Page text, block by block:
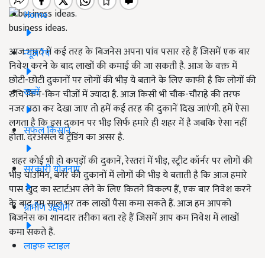
Home
न्यूज़ रैप
खबरें
सफल किसान
सरकारी योजनाएं
ग्रामीण उद्द्योग
लाइफ स्टाइल
business ideas.
आज भारत में कई तरह के बिजनेस अपना पांव पसार रहे हैं जिसमें एक बार
निवेश करने के बाद लाखों की कमाई की जा सकती है. आज के वक्त में
छोटी-छोटी दुकानों पर लोगों की भीड़ ये बताने के लिए काफी है कि लोगों की
रुचि किन-किन चीजों में ज्यादा है. आज किसी भी चौक-चौराहे की तरफ
नजर उठा कर देखा जाए तो हमें कई तरह की दुकानें दिख जाएंगी. हमें ऐसा
लगता है कि इस दुकान पर भीड़ सिर्फ हमारे ही शहर में है जबकि ऐसा नहीं
होता. दरअसल ये ट्रेंडिंग का असर है.
शहर कोई भी हो कपड़ों की दुकानें, रेस्तरां में भीड़, स्ट्रीट कॉर्नर पर लोगों की
भीड़ चाउमिन, बर्गर की दुकानों में लोगों की भीड़ ये बताती है कि आज हमारे
पास खुद का स्टार्टअप लेने के लिए कितने विकल्प हैं, एक बार निवेश करने
के बाद हम साल भर तक लाखों पैसा कमा सकते हैं. आज हम आपको
बिजनेस का शानदार तरीका बता रहे हैं जिसमें आप कम निवेश में लाखों
कमा सकते हैं.